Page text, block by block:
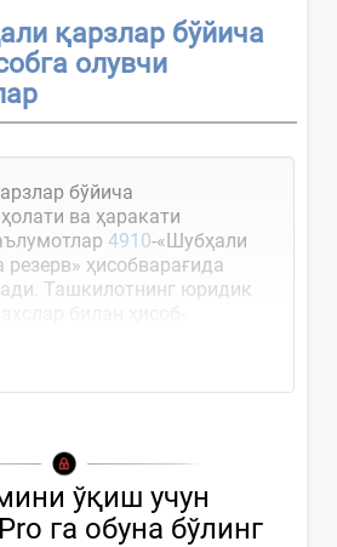
қарзлар бўйича
олувчи
бўйича
ва ҳаракати
4910-«Шубҳали
резерв» ҳисобварағида
Ташкилотнинг юридик
ўқиш учун
га обуна бўлинг